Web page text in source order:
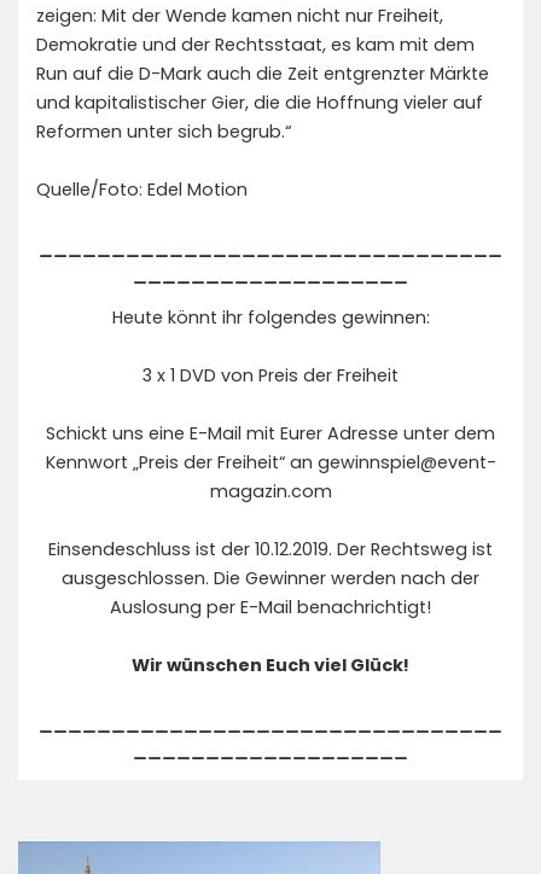
zeigen: Mit der Wende kamen nicht nur Freiheit,
Demokratie und der Rechtsstaat, es kam mit dem
Run auf die D-Mark auch die Zeit entgrenzter Märkte
und kapitalistischer Gier, die die Hoffnung vieler auf
Reformen unter sich begrub.“
Quelle/Foto: Edel Motion
Heute könnt ihr folgendes gewinnen:
3 x 1 DVD von Preis der Freiheit
Schickt uns eine E-Mail mit Eurer Adresse unter dem
Kennwort „Preis der Freiheit“ an gewinnspiel@event-
magazin.com
Einsendeschluss ist der 10.12.2019. Der Rechtsweg ist
ausgeschlossen. Die Gewinner werden nach der
Auslosung per E-Mail benachrichtigt!
Wir wünschen Euch viel Glück!